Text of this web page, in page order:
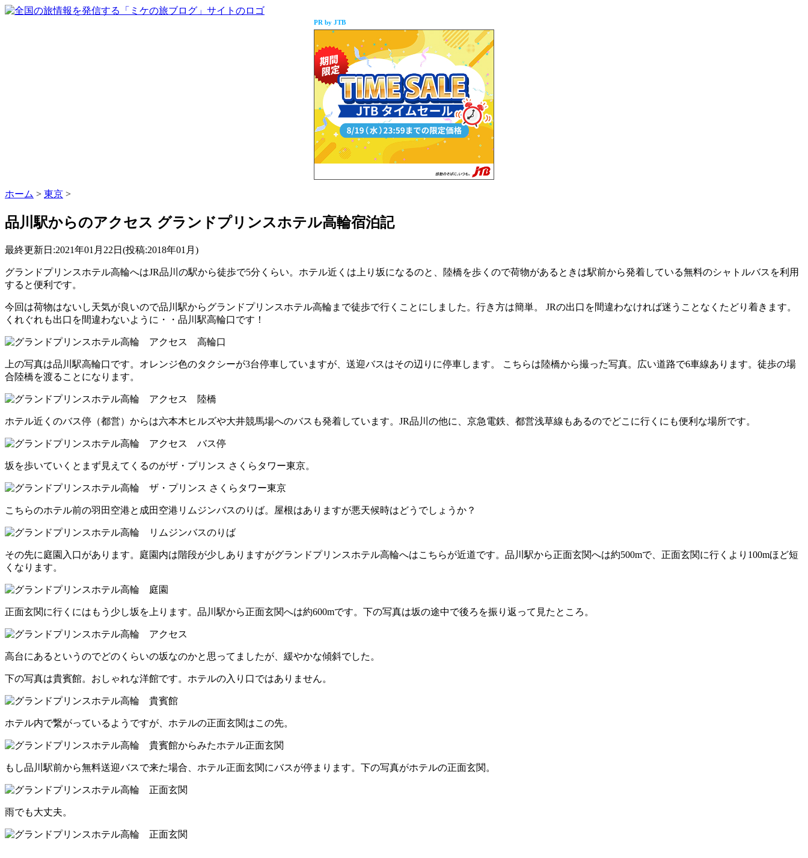
PR by JTB
ホーム > 東京 >
品川駅からのアクセス グランドプリンスホテル高輪宿泊記
最終更新日:2021年01月22日(投稿:2018年01月)
グランドプリンスホテル高輪へはJR品川の駅から徒歩で5分くらい。ホテル近くは上り坂になるのと、陸橋を歩くので荷物があるときは駅前から発着している無料のシャトルバスを利用
すると便利です。
今回は荷物はないし天気が良いので品川駅からグランドプリンスホテル高輪まで徒歩で行くことにしました。行き方は簡単。 JRの出口を間違わなければ迷うことなくたどり着きます。
くれぐれも出口を間違わないように・・ 品川駅高輪口です！
上の写真は品川駅高輪口です。オレンジ色のタクシーが3台停車していますが、送迎バスはその辺りに停車します。 こちらは陸橋から撮った写真。広い道路で6車線あります。徒歩の場
合陸橋を渡ることになります。
ホテル近くのバス停（都営）からは六本木ヒルズや大井競馬場へのバスも発着しています。JR品川の他に、京急電鉄、都営浅草線もあるのでどこに行くにも便利な場所です。
坂を歩いていくとまず見えてくるのがザ・プリンス さくらタワー東京。
こちらのホテル前の羽田空港と成田空港リムジンバスのりば。屋根はありますが悪天候時はどうでしょうか？
その先に庭園入口があります。庭園内は階段が少しありますがグランドプリンスホテル高輪へはこちらが近道です。品川駅から正面玄関へは約500mで、正面玄関に行くより100mほど短
くなります。
正面玄関に行くにはもう少し坂を上ります。品川駅から正面玄関へは約600mです。下の写真は坂の途中で後ろを振り返って見たところ。
高台にあるというのでどのくらいの坂なのかと思ってましたが、緩やかな傾斜でした。
下の写真は貴賓館。おしゃれな洋館です。ホテルの入り口ではありません。
ホテル内で繋がっているようですが、ホテルの正面玄関はこの先。
もし品川駅前から無料送迎バスで来た場合、ホテル正面玄関にバスが停まります。下の写真がホテルの正面玄関。
雨でも大丈夫。